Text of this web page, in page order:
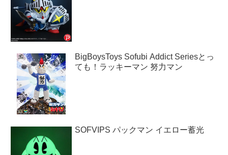
BigBoysToys Sofubi Addict Seriesとっ
ても！ラッキーマン 努力マン
SOFVIPS パックマン イエロー蓄光